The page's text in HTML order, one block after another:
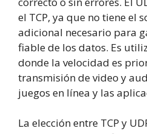
el TCP, ya que no tiene el
adicional necesario para
fiable de los datos. Es
donde la velocidad es
transmisión de video y
juegos en línea y las
La elección entre TCP y